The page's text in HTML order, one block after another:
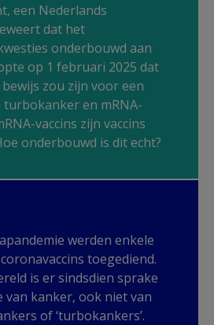
een Nederlands
dat het
onderbouwd aan
op 1 februari 2025 dat
bewijs zou zijn voor een
en mRNA-
vaccins zijn vaccins
onderbouwd is dit echt?
werden enkele
toegediend.
is er sindsdien sprake
van kanker, ook niet van
of ‘turbokankers’.